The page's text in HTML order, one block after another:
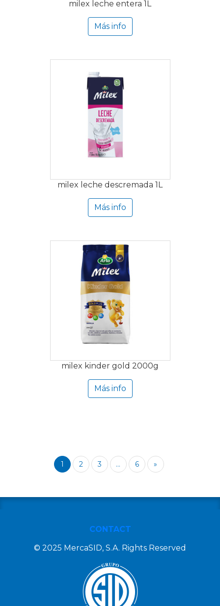
milex leche entera 1L
Más info
milex leche descremada 1L
Más info
milex kinder gold 2000g
Más info
1 2 3 ... 6 »
CONTACT
© 2025 MercaSID, S.A. Rights Reserved